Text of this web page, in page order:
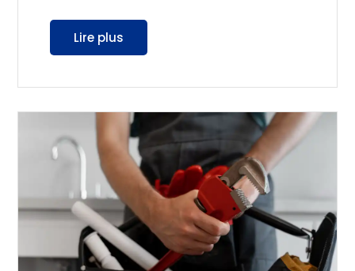
Lire plus